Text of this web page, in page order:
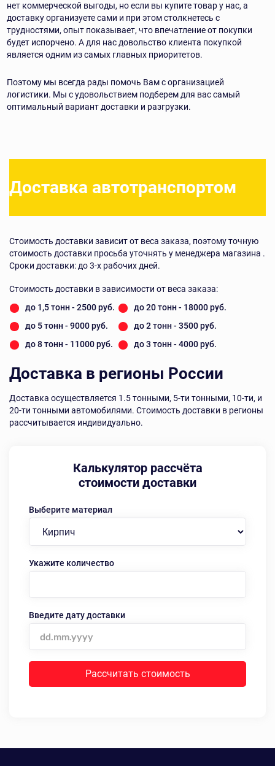
нет коммерческой выгоды, но если вы купите товару нас, а
доставку организуете сами и при этом столкнетесь с
трудностями, опытпоказывает, что впечатление от покупки
будет испорчено. А для нас довольство клиента покупкой
является одним из самых главных приоритетов.
Поэтому мы всегда рады помочь Вам с организацией
логистики. Мы судовольствием подберем для вас самый
оптимальный вариант доставки и разгрузки.
Доставка автотранспортом
Стоимость доставки зависит от веса заказа, поэтому точную
стоимость доставки просьба уточнять у менеджера магазина .
Сроки доставки: до 3-х рабочих дней.
Стоимость доставки в зависимости от веса заказа:
до 1,5 тонн - 2500 руб.
до 5 тонн - 9000 руб.
до 8 тонн - 11000 руб.
до 20 тонн - 18000 руб.
до 2 тонн - 3500 руб.
до 3 тонн - 4000 руб.
Доставка в регионы России
Доставка осуществляется 1.5 тонными, 5-ти тонными, 10-ти, и
20-ти тонными автомобилями. Стоимость доставки в регионы
рассчитывается индивидуально.
Калькулятор рассчёта
стоимости доставки
Выберите материал
Укажите количество
Введите дату доставки
Рассчитать стоимость